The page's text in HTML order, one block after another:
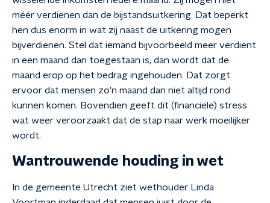
méér verdienen dan de bijstandsuitkering. Dat beperkt
hen dus enorm in wat zij naast de uitkering mogen
bijverdienen. Stel dat iemand bijvoorbeeld meer verdient
in een maand dan toegestaan is, dan wordt dat de
maand erop op het bedrag ingehouden. Dat zorgt
ervoor dat mensen zo'n maand dan niet altijd rond
kunnen komen. Bovendien geeft dit (financiële) stress
wat weer veroorzaakt dat de stap naar werk moeilijker
wordt.
Wantrouwende houding in wet
In de gemeente Utrecht ziet wethouder Linda